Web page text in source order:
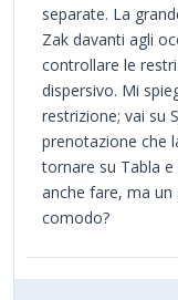
separate. La
Zak davanti agli
controllare le
dispersivo. Mi
restrizione; vai su
prenotazione che
tornare su Tabla e
anche fare, ma
comodo?